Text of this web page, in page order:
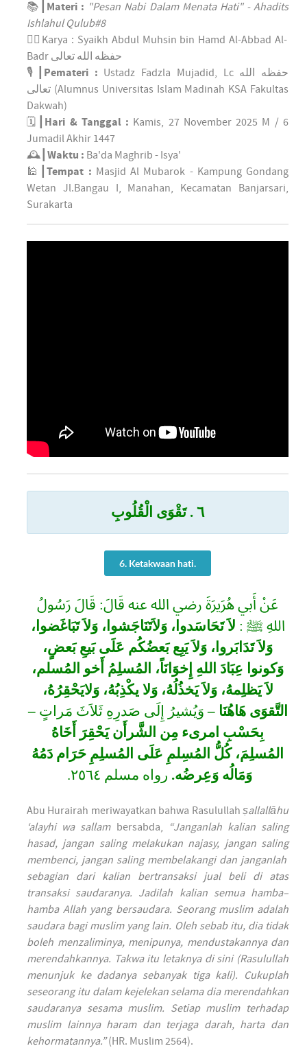
📚┃ Materi : "Pesan Nabi Dalam Menata Hati" - Ahadits
Ishlahul Qulub#8
✍🏼Karya : Syaikh Abdul Muhsin bin Hamd Al-Abbad Al-
Badr حفظه الله تعالى
🎙┃ Pemateri : Ustadz Fadzla Mujadid, Lc حفظه الله
تعالى (Alumnus Universitas Islam Madinah KSA Fakultas
Dakwah)
🗓┃ Hari & Tanggal : Kamis, 27 November 2025 M / 6
Jumadil Akhir 1447
🕰┃ Waktu : Ba'da Maghrib - Isya'
🕌┃Tempat : Masjid Al Mubarok - Kampung Gondang
Wetan Jl.Bangau I, Manahan, Kecamatan Banjarsari,
Surakarta
٦ . تَقْوَى الْقُلُوبِ
6. Ketakwaan hati.
عَنْ أَبي هُرَيرَةَ رضي الله عنه قَالَ: قَالَ رَسُولُ
اللهِ ﷺ : لاَ تَحَاسَدوا، وَلاَتَنَاجَشوا، وَلاَ تَبَاغَضوا،
وَلاَ تَدَابَروا، وَلاَ يَبِع بَعضُكُم عَلَى بَيعِ بَعضٍ،
وَكونوا عِبَادَ اللهِ إِخوَانَاً، المُسلِمُ أَخو المُسلم،
لاَ يَظلِمهُ، وَلاَ يَخذُلُهُ، وَلا يكْذِبُهُ، وَلايَحْقِرُهُ،
التَّقوَى هَاهُنَا – وَيُشيرُ إِلَى صَدرِهِ ثَلاَثَ مَراتٍ –
بِحَسْبِ امرىء مِن الشَّرأَن يَحْقِرَ أَخَاهُ
المُسلِمَ، كُلُّ المُسِلمِ عَلَى المُسلِمِ حَرَام دَمُهُ
وَمَالُه وَعِرضُه. رواه مسلم ٢٥٦٤.
Abu Hurairah meriwayatkan bahwa Rasulullah ṣallallāhu
‘alayhi wa sallambersabda,
“Janganlah kalian saling
hasad, jangan saling melakukan najasy, jangan saling
membenci, jangan saling membelakangi dan janganlah
sebagian dari kalian bertransaksi jual beli di atas
transaksi saudaranya. Jadilah kalian semua hamba–
hamba Allah yang bersaudara. Seorang muslim adalah
saudara bagi muslim yang lain. Oleh sebab itu, dia tidak
boleh menzaliminya, menipunya, mendustakannya dan
merendahkannya. Takwa itu letaknya di sini (Rasulullah
menunjuk ke dadanya sebanyak tiga kali). Cukuplah
seseorang itu dalam kejelekan selama dia merendahkan
saudaranya sesama muslim. Setiap muslim terhadap
muslim lainnya haram dan terjaga darah, harta dan
kehormatannya.”(HR. Muslim 2564).